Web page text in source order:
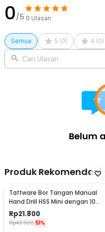
0/5 0 Ulasan
Semua 5 (0) 4 (0)
Cari Ulasan
Belum
Produk Rekomendasi
Taffware Bor Tangan Manual
Hand Drill HSS Mini dengan 10
Mata Bor - 3003
Rp21.800
Rp43.900 51%